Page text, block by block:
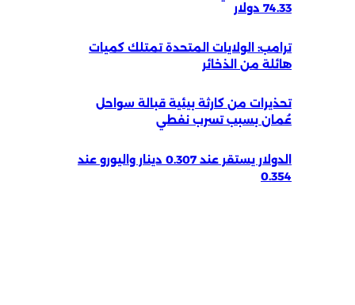
74.33 دولار
ترامب: الولايات المتحدة تمتلك كميات
هائلة من الذخائر
تحذيرات من كارثة بيئية قبالة سواحل
عُمان بسبب تسرب نفطي
الدولار يستقر عند 0.307 دينار واليورو عند
0.354